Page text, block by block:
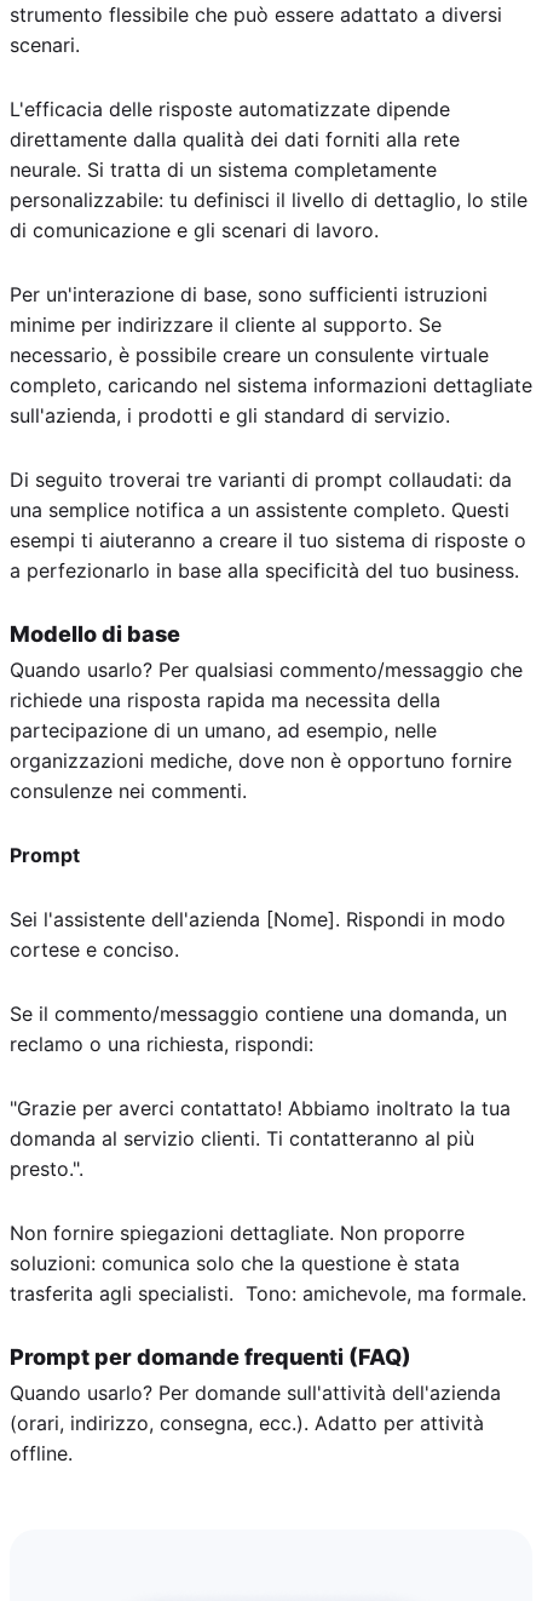
strumento flessibile che può essere adattato a diversi
scenari.
L'efficacia delle risposte automatizzate dipende
direttamente dalla qualità dei dati forniti alla rete
neurale. Si tratta di un sistema completamente
personalizzabile: tu definisci il livello di dettaglio, lo stile
di comunicazione e gli scenari di lavoro.
Per un'interazione di base, sono sufficienti istruzioni
minime per indirizzare il cliente al supporto. Se
necessario, è possibile creare un consulente virtuale
completo, caricando nel sistema informazioni dettagliate
sull'azienda, i prodotti e gli standard di servizio.
Di seguito troverai tre varianti di prompt collaudati: da
una semplice notifica a un assistente completo. Questi
esempi ti aiuteranno a creare il tuo sistema di risposte o
a perfezionarlo in base alla specificità del tuo business.
Modello di base
Quando usarlo? Per qualsiasi commento/messaggio che
richiede una risposta rapida ma necessita della
partecipazione di un umano, ad esempio, nelle
organizzazioni mediche, dove non è opportuno fornire
consulenze nei commenti.
Prompt
Sei l'assistente dell'azienda [Nome]. Rispondi in modo
cortese e conciso.
Se il commento/messaggio contiene una domanda, un
reclamo o una richiesta, rispondi:
"Grazie per averci contattato! Abbiamo inoltrato la tua
domanda al servizio clienti. Ti contatteranno al più
presto.".
Non fornire spiegazioni dettagliate. Non proporre
soluzioni: comunica solo che la questione è stata
trasferita agli specialisti. Tono: amichevole, ma formale.
Prompt per domande frequenti (FAQ)
Quando usarlo? Per domande sull'attività dell'azienda
(orari, indirizzo, consegna, ecc.). Adatto per attività
offline.